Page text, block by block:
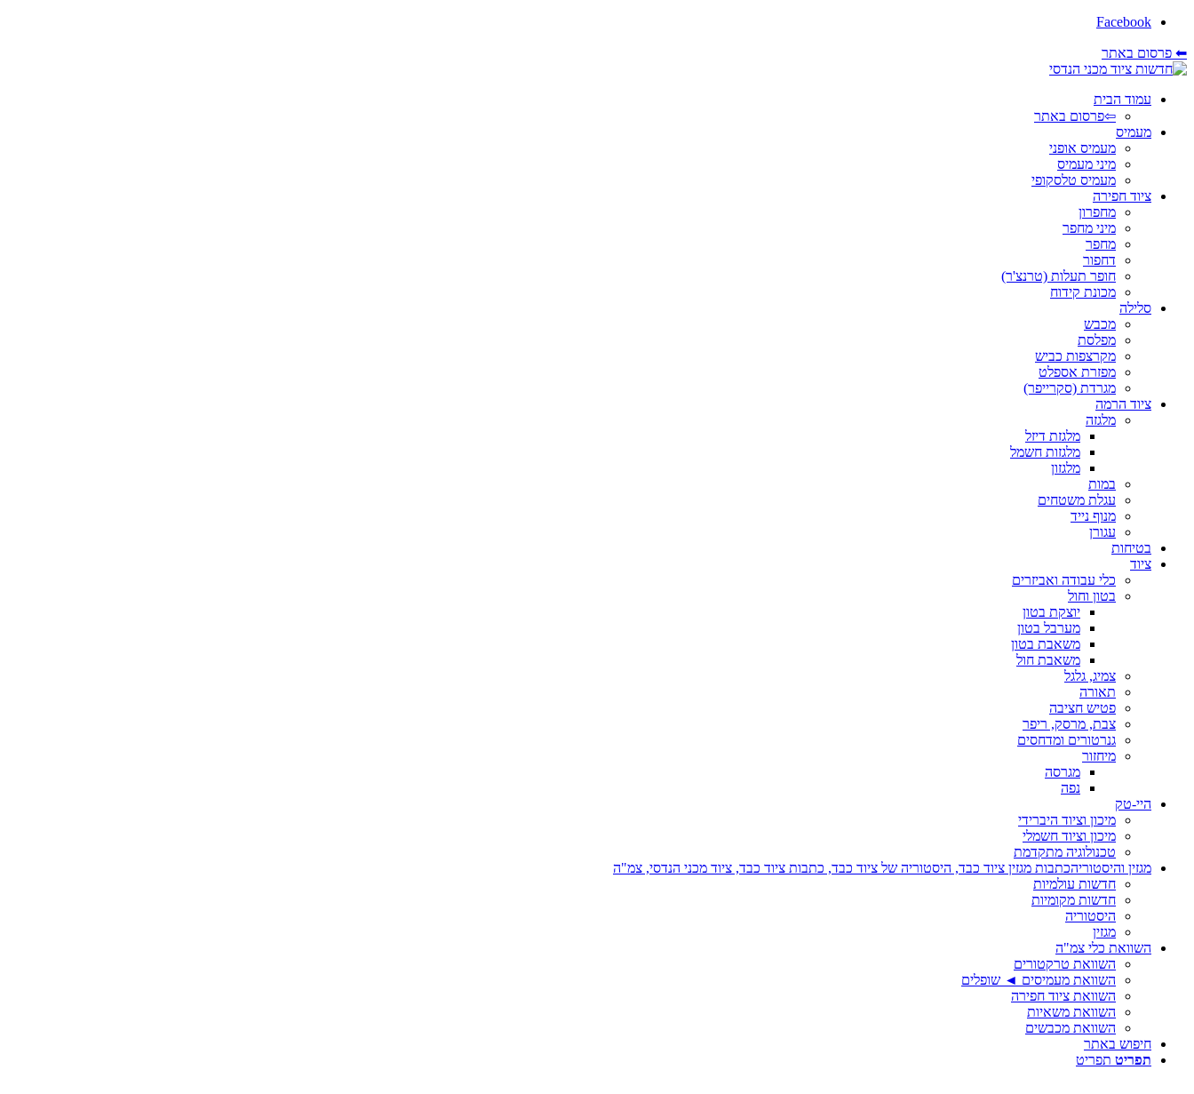
Facebook
⬅ פרסום באתר
עמוד הבית
⇦פרסום באתר
מעמיס
מעמיס אופני
מיני מעמיס
מעמיס טלסקופי
ציוד חפירה
מחפרון
מיני מחפר
מחפר
דחפור
חופר תעלות (טרנצ'ר)
מכונת קידוח
סלילה
מכבש
מפלסת
מקרצפות כביש
מפזרת אספלט
מגרדת (סקרייפר)
ציוד הרמה
מלגזה
מלגזת דיזל
מלגזות חשמל
מלגזון
במות
עגלת משטחים
מנוף נייד
עגורן
בטיחות
ציוד
כלי עבודה ואביזרים
בטון וחול
יוצקת בטון
מערבל בטון
משאבת בטון
משאבת חול
צמיג, גלגל
תאורה
פטיש חציבה
צבת, מרסק, ריפר
גנרטורים ומדחסים
מיחזור
מגרסה
נפה
היי-טק
מיכון וציוד היברידי
מיכון וציוד חשמלי
טכנולוגיה מתקדמת
מגזין והיסטוריהכתבות מגזין ציוד כבד, היסטוריה של ציוד כבד, כתבות ציוד כבד, ציוד מכני הנדסי, צמ"ה
חדשות עולמיות
חדשות מקומיות
היסטוריה
מגזין
השוואת כלי צמ"ה
השוואת טרקטורים
השוואת מעמיסים ◄ שופלים
השוואת ציוד חפירה
השוואת משאיות
השוואת מכבשים
חיפוש באתר
תפריט תפריט